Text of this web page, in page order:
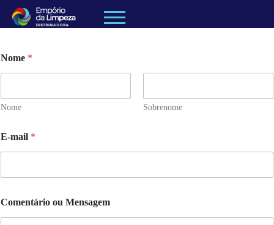
Nome *
Nome Sobrenome
N
o
E-mail *
Comentário ou Mensagem